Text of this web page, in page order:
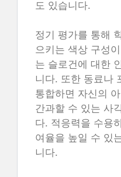
도 있습니다.
정기 평가를 통해
으키는 색상 구성
는 슬로건에 대한
니다. 또한 동료나
통합하면 자신의
간과할 수 있는 사
다. 적응력을 수용
여율을 높일 수 있
니다.